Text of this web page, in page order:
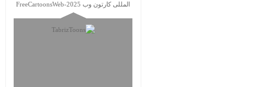
المللی کارتون وب FreeCartoonsWeb-2025